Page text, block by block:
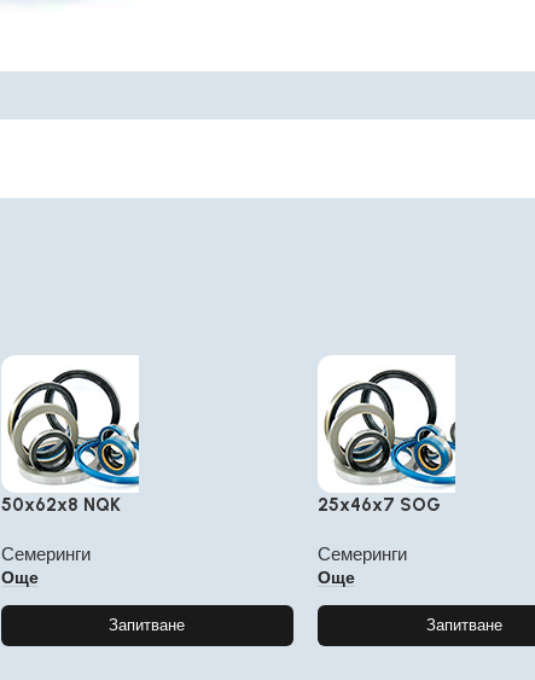
50x62x8 NQK
Семеринги
Още
Запитване
25x46x7 SOG
Семеринги
Още
Запитване